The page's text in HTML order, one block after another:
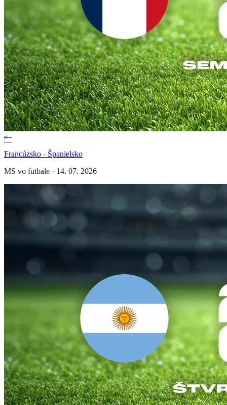
Francúzsko - Španielsko
MS vo futbale · 14. 07. 2026